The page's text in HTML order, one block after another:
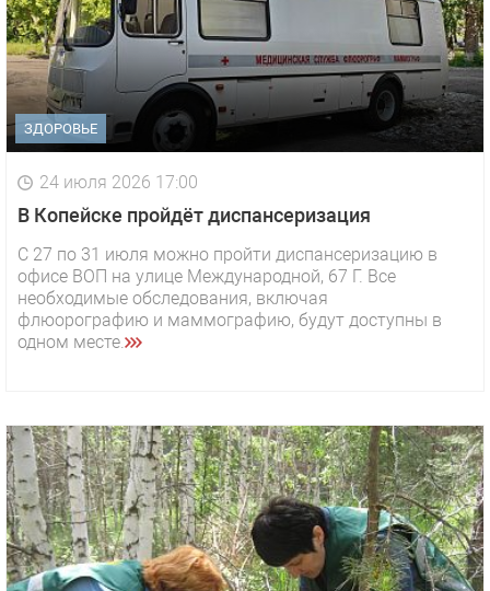
ЗДОРОВЬЕ
24 июля 2026 17:00
В Копейске пройдёт диспансеризация
С 27 по 31 июля можно пройти диспансеризацию в
офисе ВОП на улице Международной, 67 Г. Все
необходимые обследования, включая
флюорографию и маммографию, будут доступны в
одном месте.